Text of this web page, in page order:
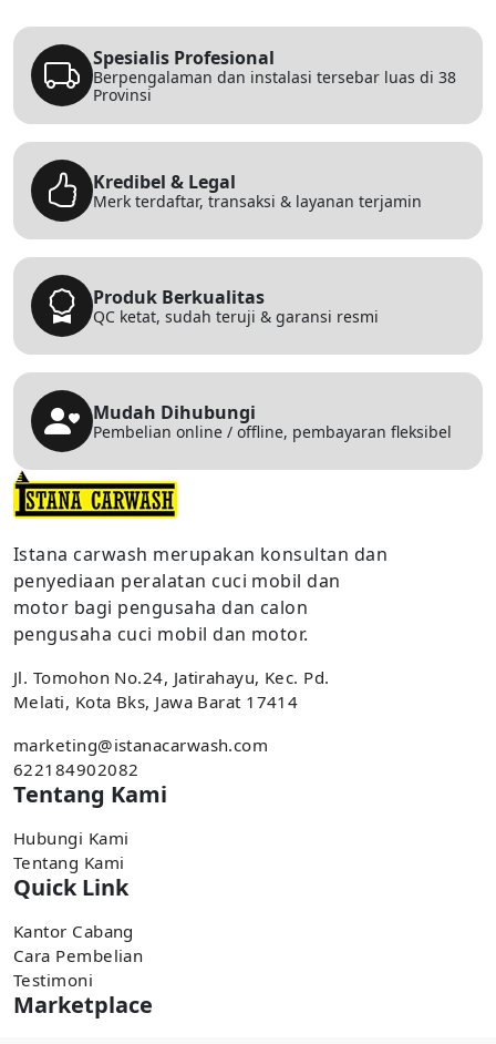
Spesialis Profesional
Berpengalaman dan instalasi tersebar luas di 38
Provinsi
Kredibel & Legal
Merk terdaftar, transaksi & layanan terjamin
Produk Berkualitas
QC ketat, sudah teruji & garansi resmi
Mudah Dihubungi
Pembelian online / offline, pembayaran fleksibel
Istana carwash merupakan konsultan dan
penyediaan peralatan cuci mobil dan
motor bagi pengusaha dan calon
pengusaha cuci mobil dan motor.
Jl. Tomohon No.24, Jatirahayu, Kec. Pd.
Melati, Kota Bks, Jawa Barat 17414
marketing@istanacarwash.com
622184902082
Tentang Kami
Hubungi Kami
Tentang Kami
Quick Link
Kantor Cabang
Cara Pembelian
Testimoni
Marketplace